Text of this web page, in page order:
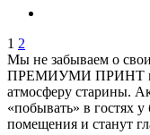
1 2
Мы не забываем о
ПРЕМИУМИ ПРИНТ
атмосферу старины.
«побывать» в гостях
помещения и станут